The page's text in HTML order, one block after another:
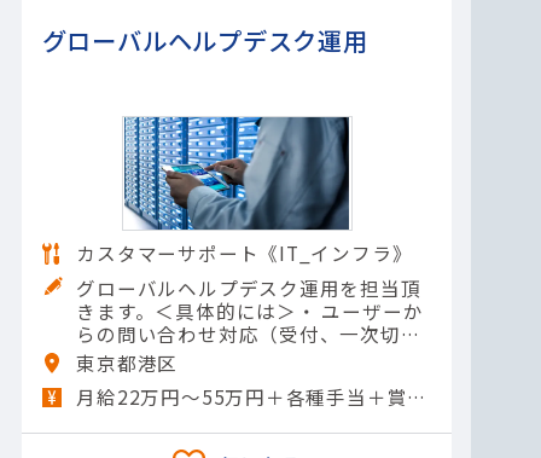
グローバルヘルプデスク運用
カスタマーサポート《IT_インフラ》
グローバルヘルプデスク運用を担当頂
きます。＜具体的には＞・ ユーザーか
らの問い合わせ対応（受付、一次切り
分け、一次回答など）・エスカレーシ
ョン対応（内部、お客様IT部門、ベン
ダなど）・各種申請対応（…
東京都港区
月給22万円～55万円＋各種手当＋賞与年2回